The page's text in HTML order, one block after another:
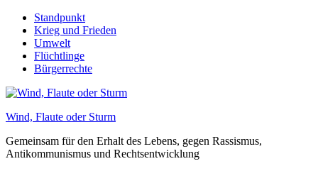
Skip
content
Standpunkt
Krieg und Frieden
Umwelt
Flüchtlinge
Bürgerrechte
Wind, Flaute oder Sturm
Gemeinsam für den Erhalt des Lebens, gegen Rassismus,
Antikommunismus und Rechtsentwicklung